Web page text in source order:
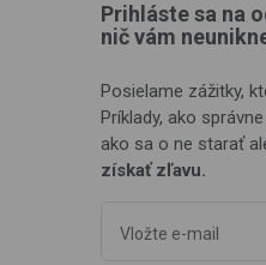
Prihláste sa na
nič vám
Posielame zážitky,
Príklady, ako
ako sa o ne starať
získať zľavu.